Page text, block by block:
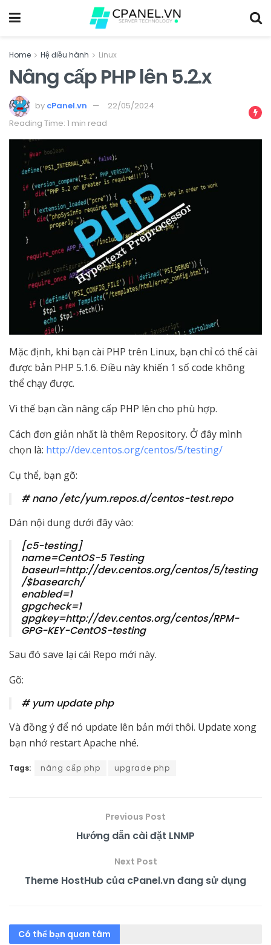
Home Hệ điều hành Linux
Nâng cấp PHP lên 5.2.x
by cPanel.vn
22/05/2024
Reading Time: 1 min read
Mặc định, khi bạn cài PHP trên Linux, bạn chỉ có thể cài
được bản PHP 5.1.6. Điều này khiến 1 số code không
thể chạy được.
Vì thế bạn cần nâng cấp PHP lên cho phù hợp.
Cách đơn giản nhất là thêm Repository. Ở đây mình
chọn là: http://dev.centos.org/centos/5/testing/
Cụ thể, bạn gõ:
# nano /etc/yum.repos.d/centos-test.repo
Dán nội dung dưới đây vào:
[c5-testing]
name=CentOS-5 Testing
baseurl=http://dev.centos.org/centos/5/testing
/$basearch/
enabled=1
gpgcheck=1
gpgkey=http://dev.centos.org/centos/RPM-
GPG-KEY-CentOS-testing
Sau đó save lại cái Repo mới này.
Gõ:
# yum update php
Và đồng ý để nó update lên bản mới thôi. Update xong
bạn nhớ restart Apache nhé.
Tags: nâng cấp php upgrade php
Previous Post
Hướng dẫn cài đặt LNMP
Next Post
Theme HostHub của cPanel.vn đang sử dụng
Có thể bạn quan tâm